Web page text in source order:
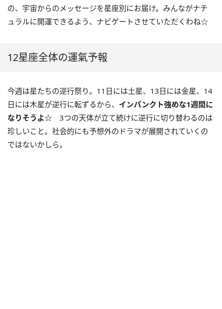
の、宇宙からのメッセージを星座別にお届け。みんながナチ
ュラルに開運できるよう、ナビゲートさせていただくわね☆
12星座全体の運氣予報
今週は星たちの逆行祭り。11日には土星、13日には金星、14
日には木星が逆行に転ずるから、 インパンクト強めな1週間に
なりそうよ☆ 3つの天体が立て続けに逆行に切り替わるのは
珍しいこと。社会的にも予想外のドラマが展開されていくの
ではないかしら。